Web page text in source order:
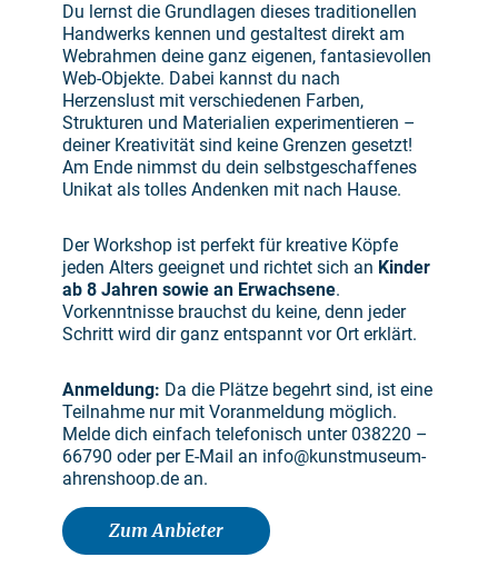
Du lernst die Grundlagen dieses traditionellen
Handwerks kennen und gestaltest direkt am
Webrahmen deine ganz eigenen, fantasievollen
Web-Objekte. Dabei kannst du nach
Herzenslust mit verschiedenen Farben,
Strukturen und Materialien experimentieren –
deiner Kreativität sind keine Grenzen gesetzt!
Am Ende nimmst du dein selbstgeschaffenes
Unikat als tolles Andenken mit nach Hause.
Der Workshop ist perfekt für kreative Köpfe
jeden Alters geeignet und richtet sich an Kinder
ab 8 Jahren sowie an Erwachsene.
Vorkenntnisse brauchst du keine, denn jeder
Schritt wird dir ganz entspannt vor Ort erklärt.
Anmeldung: Da die Plätze begehrt sind, ist eine
Teilnahme nur mit Voranmeldung möglich.
Melde dich einfach telefonisch unter 038220 –
66790 oder per E-Mail an info@kunstmuseum-
ahrenshoop.de an.
Zum Anbieter